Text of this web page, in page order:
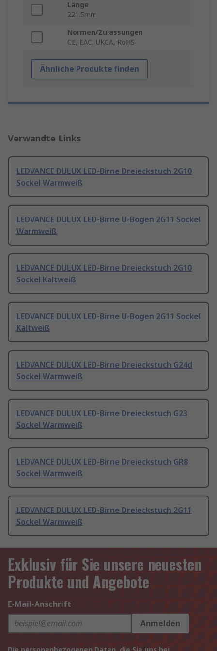
Länge
221.5mm
Normen/Zulassungen
CE, EAC, UKCA, RoHS
Ähnliche Produkte finden
Verwandte Links
LEDVANCE DULUX LED-Birne Dreieckstuch 2G10
Sockel Warmweiß
LEDVANCE DULUX LED-Birne U-Bogen 2G11 Sockel
Warmweiß
LEDVANCE DULUX LED-Birne Dreieckstuch 2G10
Sockel Kaltweiß
LEDVANCE DULUX LED-Birne U-Bogen 2G11 Sockel
Kaltweiß
LEDVANCE DULUX LED-Birne Dreieckstuch G24d
Sockel Warmweiß
LEDVANCE DULUX LED-Birne Dreieckstuch G23
Sockel Warmweiß
LEDVANCE DULUX LED-Birne Dreieckstuch GR8
Sockel Warmweiß
LEDVANCE DULUX LED-Birne Dreieckstuch 2G11
Sockel Warmweiß
Exklusiv für Sie unsere neuesten
Produkte und Angebote
E-Mail-Anschrift
Anmelden